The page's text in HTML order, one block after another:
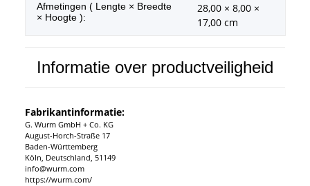
Afmetingen ( Lengte × Breedte
× Hoogte ):
28,00 × 8,00 ×
17,00 cm
Informatie over productveiligheid
Fabrikantinformatie:
G. Wurm GmbH + Co. KG
August-Horch-Straße 17
Baden-Württemberg
Köln, Deutschland, 51149
info@wurm.com
https://wurm.com/